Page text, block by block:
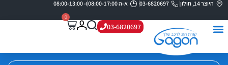
היוצר 14, חולון 03-6820697 א-ה 08:00-17:00 ו- 08:00-13:00
03-6820697
0